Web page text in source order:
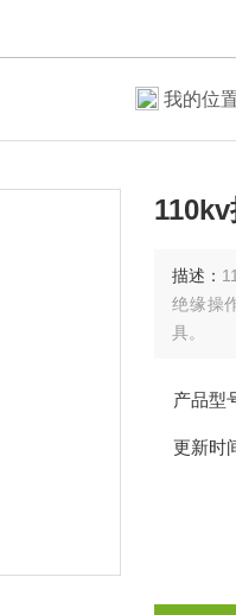
我的位
描述：
绝缘操
具。
产品型
更新时